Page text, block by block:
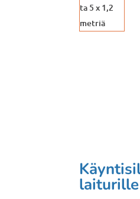
laiturille